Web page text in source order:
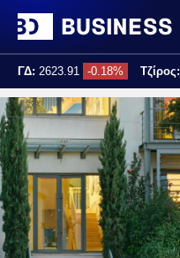
ΓΔ: 2623.91 -0.18% Τζίρος:
Τελ. ενημέρωση: 17:25:04